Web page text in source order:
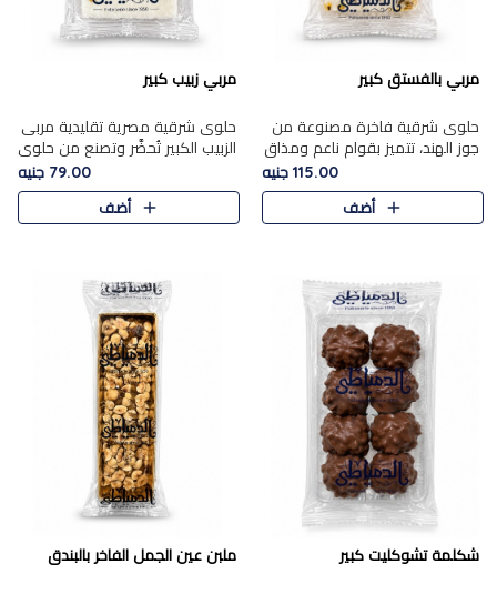
مربي بالفستق كبير
حلوى شرقية فاخرة مصنوعة من
جوز الهند، تتميز بقوام ناعم ومذاق
غني، وتزين بقطع من الفستق
الفاخر التي تضيف عليها قرمشة
115.00 جنيه
أضف
مربي زبيب كبير
حلوى شرقية مصرية تقليدية مربى
الزبيب الكبير تُحضَّر وتصنع من حلوي
جوز الهند باسد بقوام طري ومذاق
غني، وتُزين وتغطا بحبات الزبيب
الذهبي التي ..
79.00 جنيه
أضف
شكلمة تشوكليت كبير ملبن عين الجمل الفاخر بالبندق